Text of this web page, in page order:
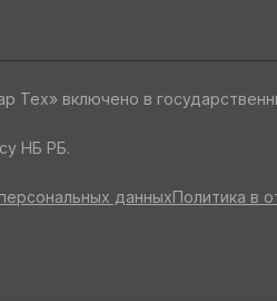
Тех» включено в
НБ РБ.
данныхПолитика в